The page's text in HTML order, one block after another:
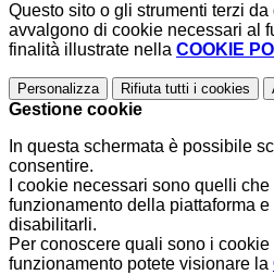
Questo sito o gli strumenti terzi
avvalgono di cookie necessari al
finalità illustrate nella COOKIE
Personalizza Rifiuta tutti i cookies
Gestione cookie
In questa schermata è possibile
consentire.
I cookie necessari sono quelli che
funzionamento della piattaforma
disabilitarli.
Per conoscere quali sono i cookie
funzionamento potete visionare la